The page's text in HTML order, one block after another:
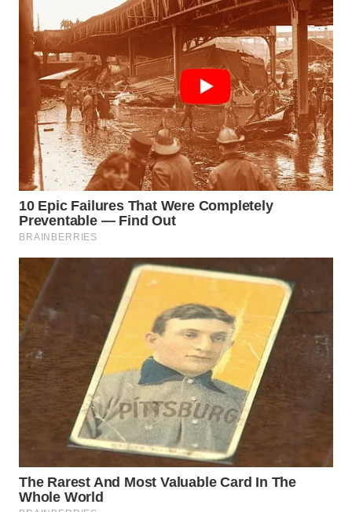
WN
NUSANTARA
WN
JOGJA
WN
JATIM
WN
BALI
KALBAR
WN
KALTENG
WN
KALTARA
WN
KALSEL
WN
KALTIM